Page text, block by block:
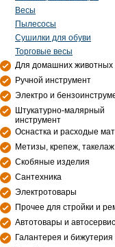
Весы
Пылесосы
Сушилки для обуви
Торговые весы
Для домашних животных
Ручной инструмент
Электро и
Штукатурно-малярный
инструмент
Оснастка и расходые
Метизы, крепеж, такелаж
Скобяные изделия
Сантехника
Электротовары
Прочее для стройки и
Автотовары и автосервис
Галантерея и бижутерия